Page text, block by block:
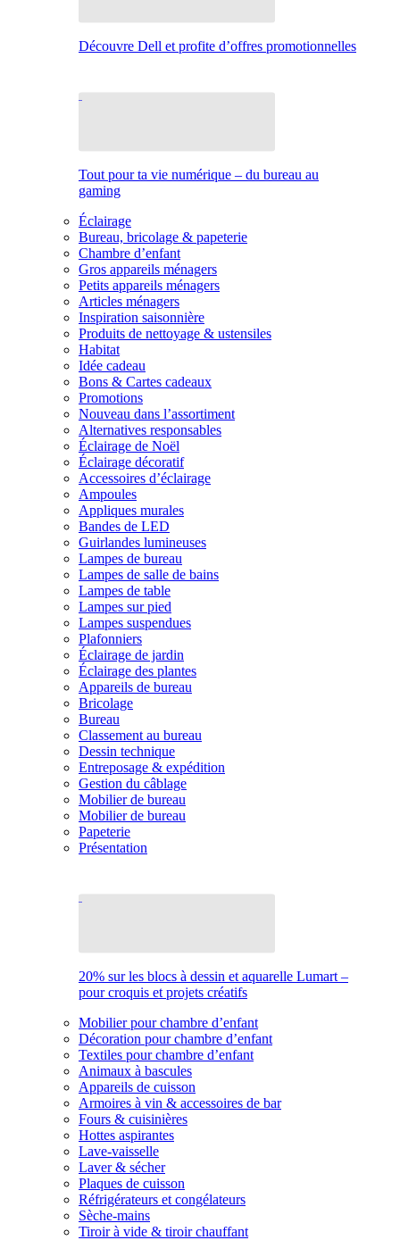
Découvre Dell et profite d’offres promotionnelles
Tout pour ta vie numérique – du bureau au
gaming
Éclairage
Bureau, bricolage & papeterie
Chambre d’enfant
Gros appareils ménagers
Petits appareils ménagers
Articles ménagers
Inspiration saisonnière
Produits de nettoyage & ustensiles
Habitat
Idée cadeau
Bons & Cartes cadeaux
Promotions
Nouveau dans l’assortiment
Alternatives responsables
Éclairage de Noël
Éclairage décoratif
Accessoires d’éclairage
Ampoules
Appliques murales
Bandes de LED
Guirlandes lumineuses
Lampes de bureau
Lampes de salle de bains
Lampes de table
Lampes sur pied
Lampes suspendues
Plafonniers
Éclairage de jardin
Éclairage des plantes
Appareils de bureau
Bricolage
Bureau
Classement au bureau
Dessin technique
Entreposage & expédition
Gestion du câblage
Mobilier de bureau
Mobilier de bureau
Papeterie
Présentation
20% sur les blocs à dessin et aquarelle Lumart –
pour croquis et projets créatifs
Mobilier pour chambre d’enfant
Décoration pour chambre d’enfant
Textiles pour chambre d’enfant
Animaux à bascules
Appareils de cuisson
Armoires à vin & accessoires de bar
Fours & cuisinières
Hottes aspirantes
Lave-vaisselle
Laver & sécher
Plaques de cuisson
Réfrigérateurs et congélateurs
Sèche-mains
Tiroir à vide & tiroir chauffant